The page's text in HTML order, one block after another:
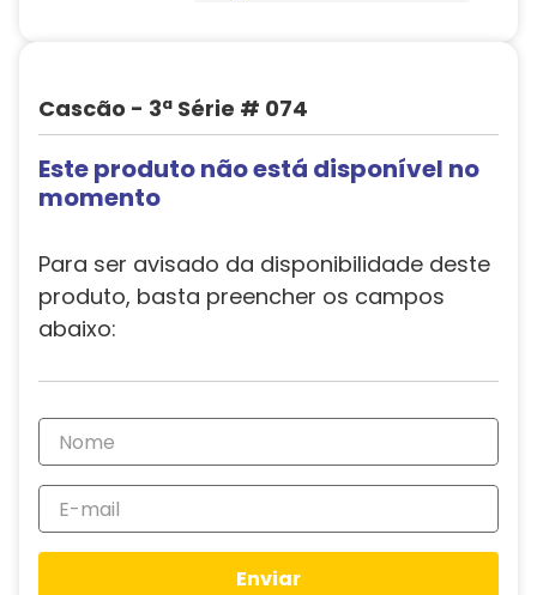
Cascão - 3ª Série # 074
Este produto não está disponível no
momento
Para ser avisado da disponibilidade deste
produto, basta preencher os campos
abaixo:
Enviar